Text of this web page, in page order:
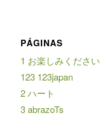
PÁGINAS
1 お楽しみください
123 123japan
2 ハート
3 abrazoTs